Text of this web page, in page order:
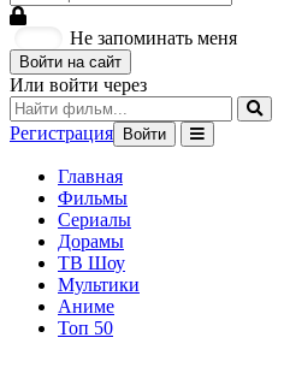
Не запоминать меня
Войти на сайт
Или войти через
Регистрация Войти
Главная
Фильмы
Сериалы
Дорамы
ТВ Шоу
Мультики
Аниме
Топ 50